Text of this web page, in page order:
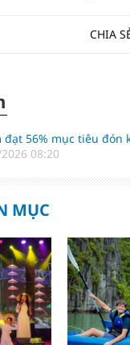
CHIA
đạt 56% mục tiêu đón
08:20
MỤC